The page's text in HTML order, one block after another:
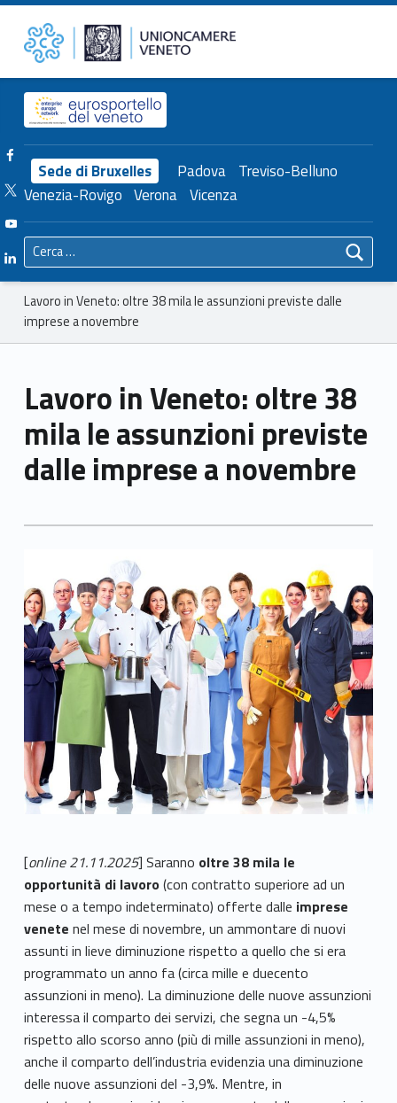
Lavoro in Veneto: oltre 38 mila le assunzioni previste dalle imprese a novembre – Unioncamere del Veneto Unioncamere del Veneto
Header info sidebar
Sede di Bruxelles Padova Treviso-Belluno
Venezia-Rovigo Verona Vicenza
Facebook Unioncamere Veneto
Twitter Unioncamere Veneto
Youtube Unioncamere Veneto
Linkedin Unioncamere Veneto
Ricerca per:
Breadcrumbs navigation
Lavoro in Veneto: oltre 38 mila le assunzioni previste dalle
imprese a novembre
Lavoro in Veneto: oltre 38
mila le assunzioni previste
dalle imprese a novembre
[online 21.11.2025] Saranno oltre 38 mila le
opportunità di lavoro(con contratto superiore ad un
mese o a tempo indeterminato) offerte dalle imprese
venete nel mese di novembre, un ammontare di nuovi
assunti in lieve diminuzione rispetto a quello che si era
programmato un anno fa (circa mille e duecento
assunzioni in meno). La diminuzione delle nuove assunzioni
interessa il comparto dei servizi, che segna un -4,5%
rispetto allo scorso anno (più di mille assunzioni in meno),
anche il comparto dell’industria evidenzia una diminuzione
delle nuove assunzioni del -3,9%. Mentre, in